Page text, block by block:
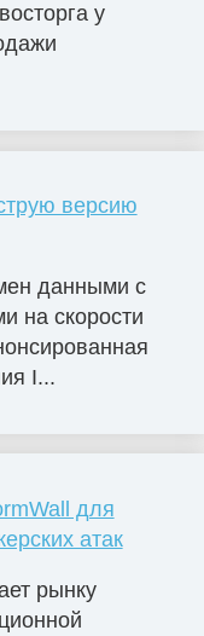
у
версию
данными с
на скорости
I...
для
атак
рынку